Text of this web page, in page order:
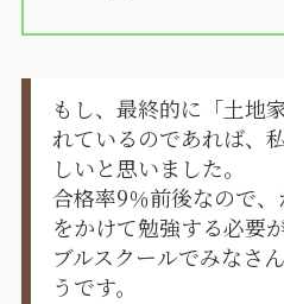
もし、最終的に「土地
れているのであれば、
しいと思いました。
合格率9％前後なので
をかけて勉強する必要
ブルスクールでみなさ
うです。